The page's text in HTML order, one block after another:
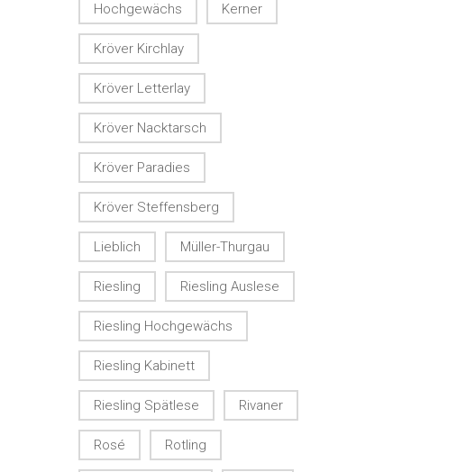
Hochgewächs Kerner
Kröver Kirchlay
Kröver Letterlay
Kröver Nacktarsch
Kröver Paradies
Kröver Steffensberg
Lieblich Müller-Thurgau
Riesling Riesling Auslese
Riesling Hochgewächs
Riesling Kabinett
Riesling Spätlese Rivaner
Rosé Rotling